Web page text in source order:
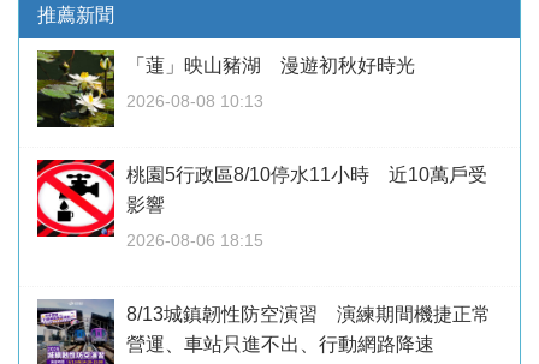
推薦新聞
「蓮」映山豬湖 漫遊初秋好時光
2026-08-08 10:13
桃園5行政區8/10停水11小時 近10萬戶受
影響
2026-08-06 18:15
8/13城鎮韌性防空演習 演練期間機捷正常
營運、車站只進不出、行動網路降速